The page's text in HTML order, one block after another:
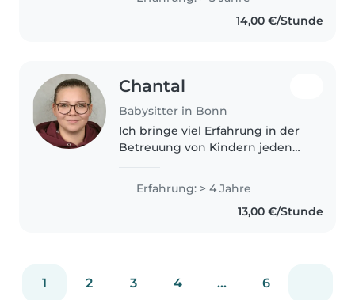
Erfahrung in der
Kinderbetreuung von Babys bis
14,00 €/Stunde
Chantal
Babysitter in Bonn
Ich bringe viel Erfahrung in der
Betreuung von Kindern jeden
Grundschulkind. Meine
Ausbildung als Kinderpflegerin
und die Arbeit mit Kindern mit
Erfahrung: > 4 Jahre
13,00 €/Stunde
1 2 3 4 ... 6